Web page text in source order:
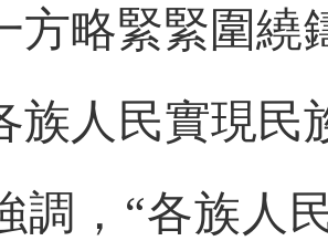
方略緊緊圍繞
族人民實現民
調，“各族人